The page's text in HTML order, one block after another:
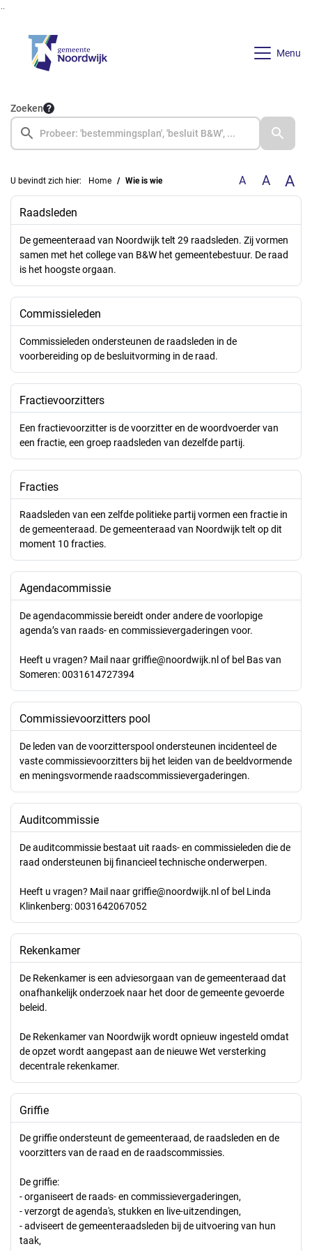
Menu
Zoeken
U bevindt zich hier: Home Wie is wie A A A
Raadsleden
De gemeenteraad van Noordwijk telt 29 raadsleden. Zij vormen
samen met het college van B&W het gemeentebestuur. De raad
is het hoogste orgaan.
Commissieleden
Commissieleden ondersteunen de raadsleden in de
voorbereiding op de besluitvorming in de raad.
Fractievoorzitters
Een fractievoorzitter is de voorzitter en de woordvoerder van
een fractie, een groep raadsleden van dezelfde partij.
Fracties
Raadsleden van een zelfde politieke partij vormen een fractie in
de gemeenteraad. De gemeenteraad van Noordwijk telt op dit
moment 10 fracties.
Agendacommissie
De agendacommissie bereidt onder andere de voorlopige
agenda’s van raads- en commissievergaderingen voor.
Heeft u vragen? Mail naar griffie@noordwijk.nl of bel Bas van
Someren: 0031614727394
Commissievoorzitters pool
De leden van de voorzitterspool ondersteunen incidenteel de
vaste commissievoorzitters bij het leiden van de beeldvormende
en meningsvormende raadscommissievergaderingen.
Auditcommissie
De auditcommissie bestaat uit raads- en commissieleden die de
raad ondersteunen bij financieel technische onderwerpen.
Heeft u vragen? Mail naar griffie@noordwijk.nl of bel Linda
Klinkenberg: 0031642067052
Rekenkamer
De Rekenkamer is een adviesorgaan van de gemeenteraad dat
onafhankelijk onderzoek naar het door de gemeente gevoerde
beleid.
De Rekenkamer van Noordwijk wordt opnieuw ingesteld omdat
de opzet wordt aangepast aan de nieuwe Wet versterking
decentrale rekenkamer.
Griffie
De griffie ondersteunt de gemeenteraad, de raadsleden en de
voorzitters van de raad en de raadscommissies.
De griffie:
- organiseert de raads- en commissievergaderingen,
- verzorgt de agenda's, stukken en live-uitzendingen,
- adviseert de gemeenteraadsleden bij de uitvoering van hun
taak,